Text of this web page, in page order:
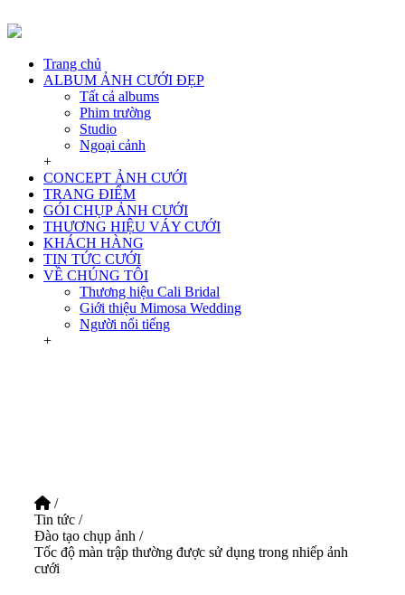
Trang chủ
ALBUM ẢNH CƯỚI ĐẸP
Tất cả albums
Phim trường
Studio
Ngoại cảnh
+
CONCEPT ẢNH CƯỚI
TRANG ĐIỂM
GÓI CHỤP ẢNH CƯỚI
THƯƠNG HIỆU VÁY CƯỚI
KHÁCH HÀNG
TIN TỨC CƯỚI
VỀ CHÚNG TÔI
Thương hiệu Cali Bridal
Giới thiệu Mimosa Wedding
Người nổi tiếng
+
/
Tin tức /
Đào tạo chụp ảnh /
Tốc độ màn trập thường được sử dụng trong nhiếp ảnh
cưới